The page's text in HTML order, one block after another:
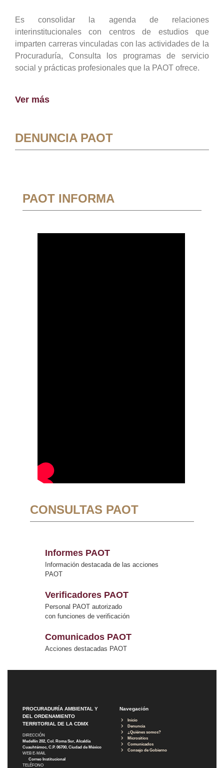
Es consolidar la agenda de relaciones
interinstitucionales con centros de estudios que
imparten carreras vinculadas con las actividades de la
Procuraduría, Consulta los programas de servicio
social y prácticas profesionales que la PAOT ofrece.
Ver más
DENUNCIA PAOT
PAOT INFORMA
CONSULTAS PAOT
Informes PAOT
Información destacada de las acciones
PAOT
Verificadores PAOT
Personal PAOT autorizado
con funciones de verificación
Comunicados PAOT
Acciones destacadas PAOT
PROCURADURÍA AMBIENTAL Y
DEL ORDENAMIENTO
TERRITORIAL DE LA CDMX
DIRECCIÓN
Medellín 202, Col. Roma Sur, Alcaldía
Cuauhtémoc, C.P. 06700, Ciudad de México
WEB E-MAIL
Correo Institucional
TELÉFONO
Navegación
Inicio
Denuncia
¿Quiénes somos?
Micrositios
Comunicados
Consejo de Gobierno